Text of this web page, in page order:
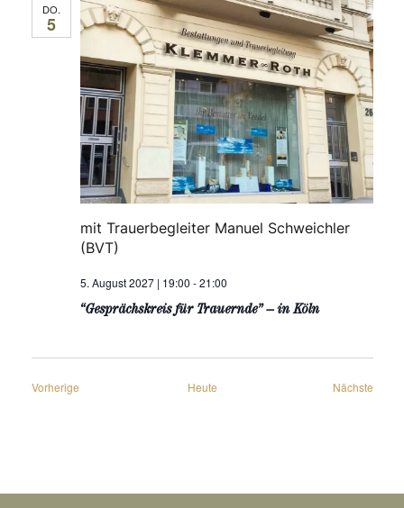
DO.
5
5. August 2027 | 19:00 -21:00
“Gesprächskreis für Trauernde” – in Köln
mit Trauerbegleiter Manuel Schweichler
(BVT)
VorherigeVeranstaltungen Heute Nächste